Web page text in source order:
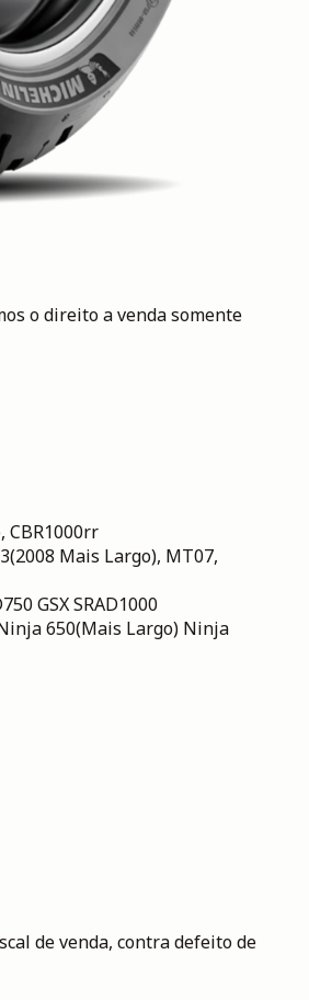
o direito a venda somente
CBR1000rr
Mais Largo), MT07,
GSX SRAD1000
650(Mais Largo) Ninja
de venda, contra defeito de